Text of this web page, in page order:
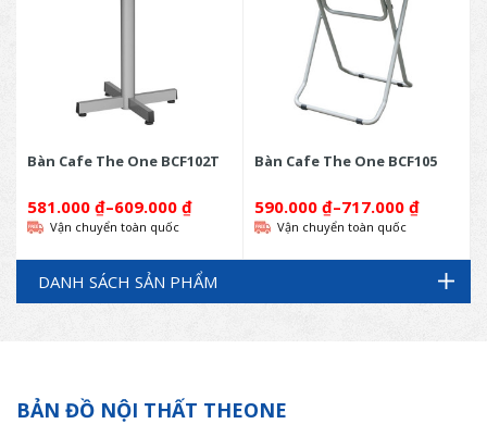
Bàn Cafe The One BCF102T
581.000 ₫–609.000 ₫
Vận chuyển toàn quốc
Bàn Cafe The One BCF105
590.000 ₫–717.000 ₫
Vận chuyển toàn quốc
DANH SÁCH SẢN PHẨM
BẢN ĐỒ NỘI THẤT THEONE